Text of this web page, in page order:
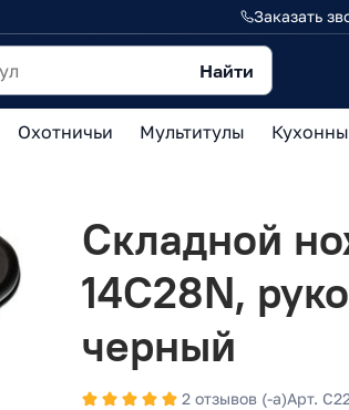
Заказать
Найти
Охотничьи Мультитулы
Складной
14C28N,
черный
2 отзывов (-а)Арт.